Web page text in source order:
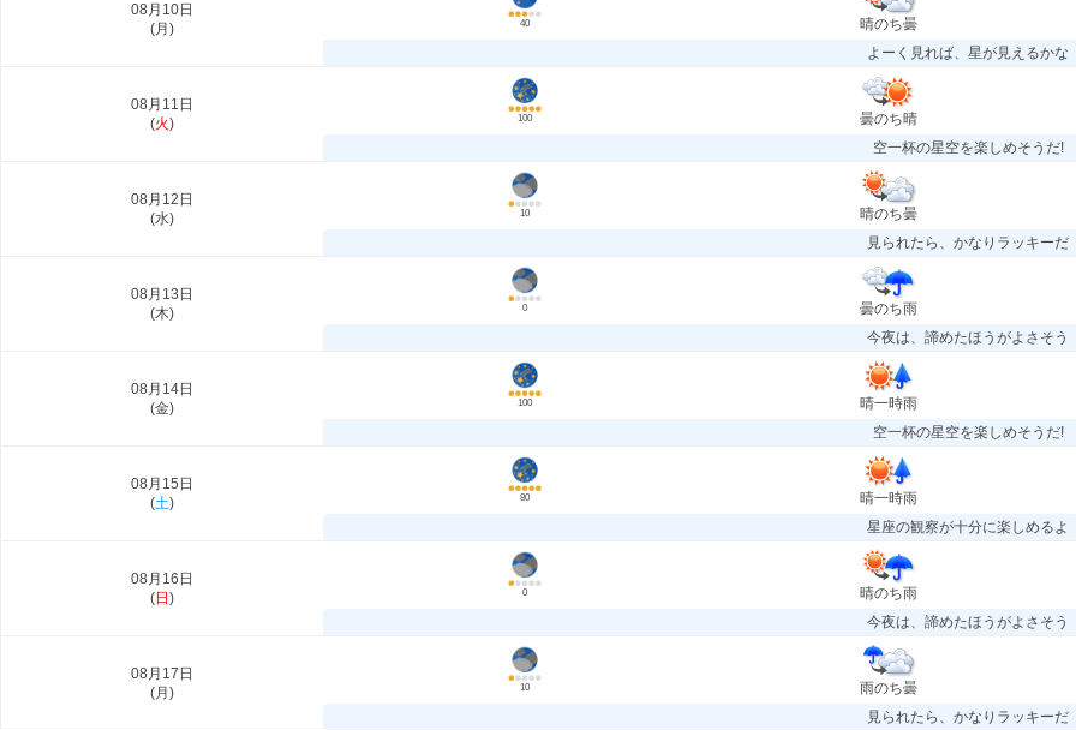
08月10日
(月 ) 40
晴のち曇
よーく見れば、星が見えるかな
08月11日
(火) 100
曇のち晴
空一杯の星空を楽しめそうだ!
08月12日
(水) 10
晴のち曇
見られたら、かなりラッキーだ
08月13日
(木) 0
曇のち雨
今夜は、諦めたほうがよさそう
08月14日
(金) 100
晴一時雨
空一杯の星空を楽しめそうだ!
08月15日
(土) 80
晴一時雨
星座の観察が十分に楽しめるよ
08月16日
(日 ) 0
晴のち雨
今夜は、諦めたほうがよさそう
08月17日
(月 ) 10
雨のち曇
見られたら、かなりラッキーだ